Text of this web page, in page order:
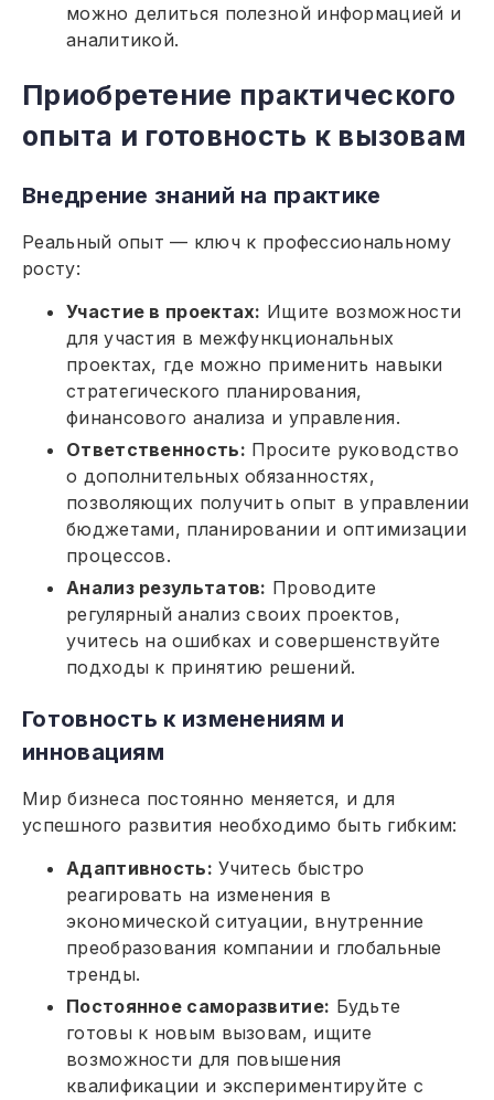
можно делиться полезной информацией и
аналитикой.
Приобретение практического
опыта и готовность к вызовам
Внедрение знаний на практике
Реальный опыт — ключ к профессиональному
росту:
Участие в проектах: Ищите возможности
для участия в межфункциональных
проектах, где можно применить навыки
стратегического планирования,
финансового анализа и управления.
Ответственность: Просите руководство
о дополнительных обязанностях,
позволяющих получить опыт в управлении
бюджетами, планировании и оптимизации
процессов.
Анализ результатов: Проводите
регулярный анализ своих проектов,
учитесь на ошибках и совершенствуйте
подходы к принятию решений.
Готовность к изменениям и
инновациям
Мир бизнеса постоянно меняется, и для
успешного развития необходимо быть гибким:
Адаптивность: Учитесь быстро
реагировать на изменения в
экономической ситуации, внутренние
преобразования компании и глобальные
тренды.
Постоянное саморазвитие: Будьте
готовы к новым вызовам, ищите
возможности для повышения
квалификации и экспериментируйте с